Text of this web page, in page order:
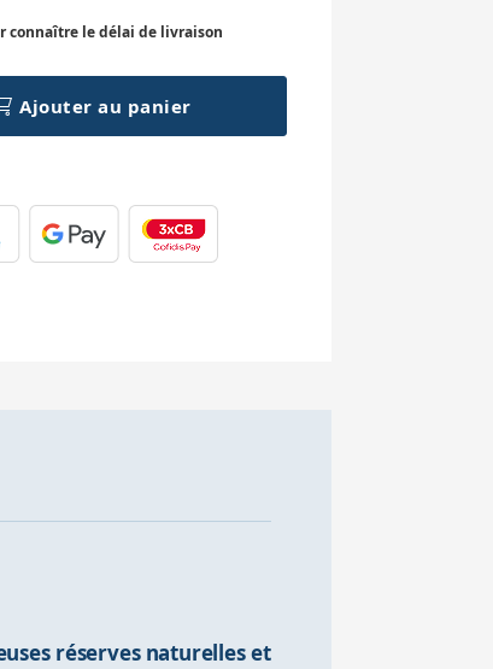
connaître le délai de livraison
Ajouter au panier
réserves naturelles et